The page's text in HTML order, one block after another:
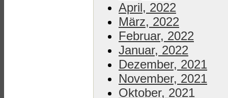
April, 2022
März, 2022
Februar, 2022
Januar, 2022
Dezember, 2021
November, 2021
Oktober, 2021